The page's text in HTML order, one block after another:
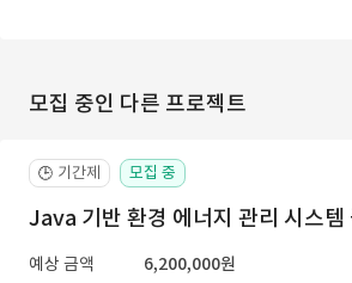
모집 중인 다른 프로젝트
🕒 기간제 모집 중
Java 기반 환경 에너지 관리 시스템
예상 금액
6,200,000원